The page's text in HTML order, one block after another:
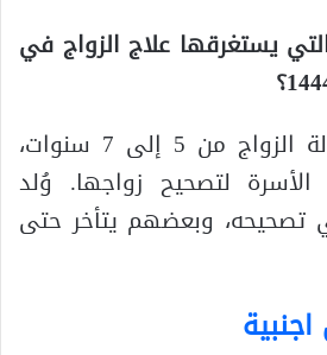
يستغرقها علاج الزواج في
يستغرق تصحيح حالة الزواج من 5 إلى 7 سنوات،
الأسرة لتصحيح زواجها. وُلد
تصحيحه، وبعضهم يتأخر حتى